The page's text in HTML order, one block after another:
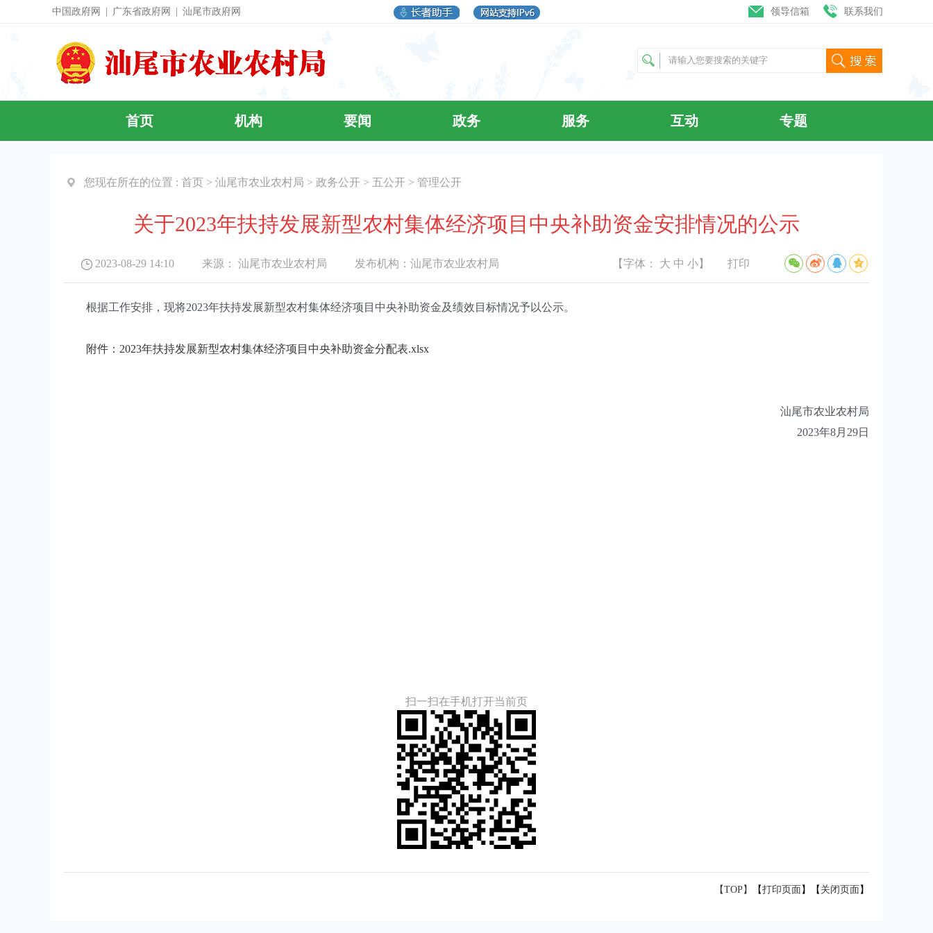
中国政府网 广东省政府网 汕尾市政府网 领导信箱 联系我们
首页 机构 要闻 政务 服务 互动 专题
您现在所在的位置 : 首页 > 汕尾市农业农村局 > 政务公开 > 五公开 > 管理公开
关于2023年扶持发展新型农村集体经济项目中央补助资金安排情况的公示
2023-08-29 14:10 来源： 汕尾市农业农村局 发布机构： 汕尾市农业农村局 【字体： 大 中 小】 打印
根据工作安排，现将2023年扶持发展新型农村集体经济项目中央补助资金及绩效目标情况予以公示。
附件：2023年扶持发展新型农村集体经济项目中央补助资金分配表.xlsx
汕尾市农业农村局
2023年8月29日
扫一扫在手机打开当前页
【TOP】 【打印页面 】【 关闭页面 】